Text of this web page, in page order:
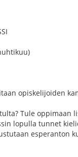
opiskelijoiden
Tule oppimaan
lopulla tunnet
esperanton